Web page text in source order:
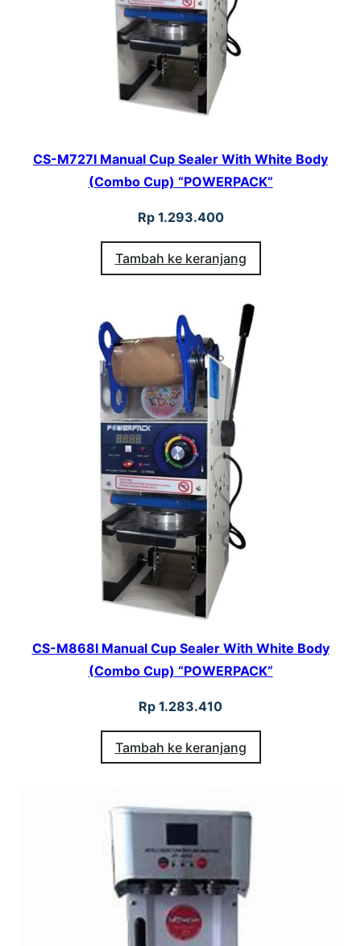
CS-M727I Manual Cup Sealer With White Body
(Combo Cup) “POWERPACK”
Rp1.293.400
Tambah ke keranjang
CS-M868I Manual Cup Sealer With White Body
(Combo Cup) “POWERPACK”
Rp 1.283.410
Tambah ke keranjang